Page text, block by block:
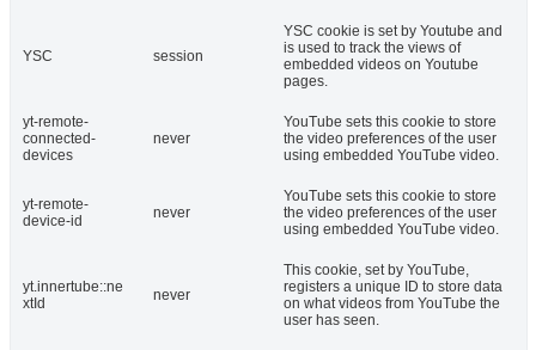
YSC session
YSC cookie is set by Youtube and
is used to track the views of
embedded videos on Youtube
pages.
yt-remote-
connected-
devices
never
YouTube sets this cookie to store
the video preferences of the user
using embedded YouTube video.
yt-remote-
device-id
never
YouTube sets this cookie to store
the video preferences of the user
using embedded YouTube video.
yt.innertube::ne
xtId
never
This cookie, set by YouTube,
registers a unique ID to store data
on what videos from YouTube the
user has seen.